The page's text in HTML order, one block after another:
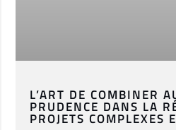
L’ART DE COMBINER
PRUDENCE DANS LA
PROJETS COMPLEXES